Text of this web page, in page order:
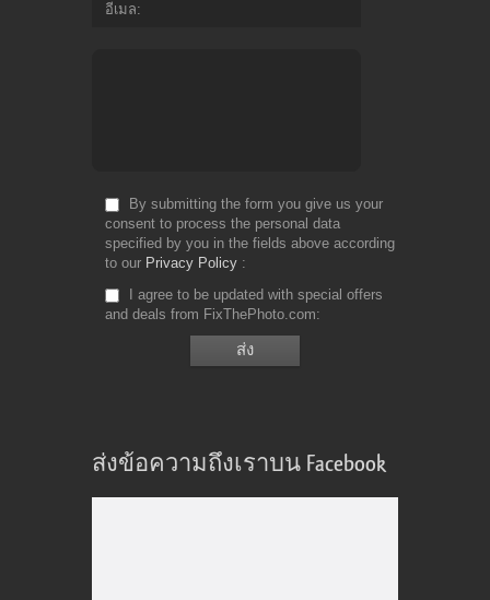
อีเมล
By submitting the form you give us your
consent to process the personal data
specified by you in the fields above according
to our Privacy Policy
I agree to be updated with special offers
and deals from FixThePhoto.com
ส่งข้อความถึงเราบน Facebook